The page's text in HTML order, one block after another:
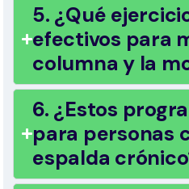
5. ¿Qué
efectivos para
columna y la
6. ¿Estos
para personas
espalda